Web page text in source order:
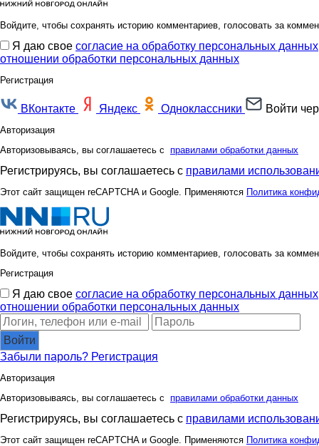
Войдите, чтобы сохранять историю комментариев, голосовать за
Я даю свое согласие на обработку персональных данных
отношении обработки персональных данных
Регистрация
ВКонтакте Яндекс Одноклассники Войти
Авторизация
Авторизовываясь, вы соглашаетесь с правилами обработки данных
Регистрируясь, вы соглашаетесь с правилами
Этот сайт защищен reCAPTCHA и Google. Применяются Политика
Войдите, чтобы сохранять историю комментариев, голосовать за
Регистрация
Я даю свое согласие на обработку персональных данных
отношении обработки персональных данных
Войти
Забыли пароль? Регистрация
Авторизация
Авторизовываясь, вы соглашаетесь с правилами обработки данных
Регистрируясь, вы соглашаетесь с правилами
Этот сайт защищен reCAPTCHA и Google. Применяются Политика